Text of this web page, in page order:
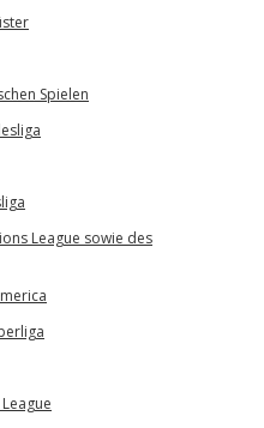
Spielen
League sowie des